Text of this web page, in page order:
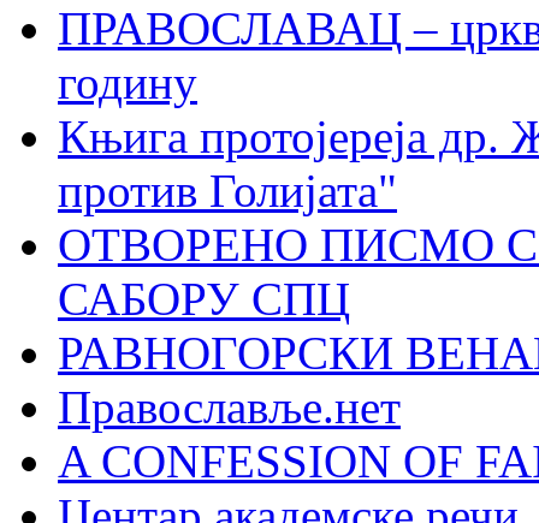
ПРАВОСЛАВАЦ –
годину
Књига протојереја др.
против Голијата"
ОТВОРЕНО ПИСМО
САБОРУ СПЦ
РАВНОГОРСКИ
Православље.нет
A CONFESSION OF